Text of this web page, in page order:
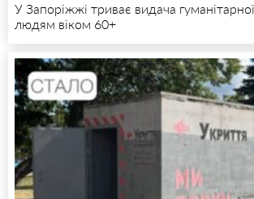
У Запоріжжі триває видача
людям віком 60+